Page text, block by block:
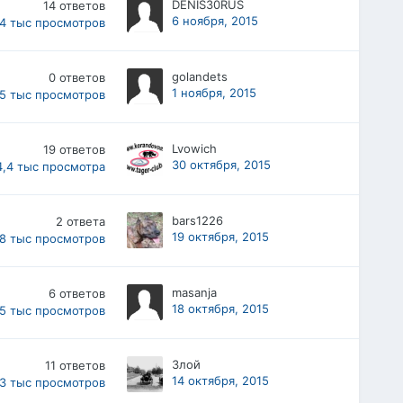
14 ответов
тыс просмотров
DENIS30RUS
6 ноября, 2015
0 ответов
тыс просмотров
golandets
1 ноября, 2015
19 ответов
тыс просмотра
Lvowich
30 октября, 2015
2 ответа
тыс просмотров
bars1226
19 октября, 2015
6 ответов
тыс просмотров
masanja
18 октября, 2015
11 ответов
тыс просмотров
Злой
14 октября, 2015